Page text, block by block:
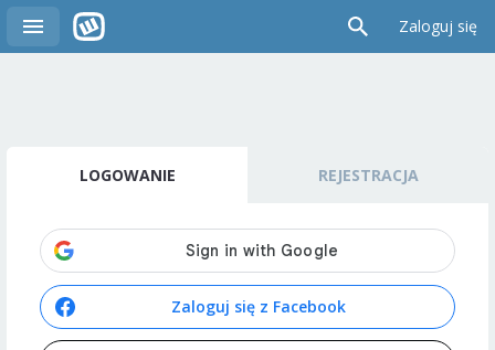
Zaloguj się
LOGOWANIE REJESTRACJA
Zaloguj się z Facebook